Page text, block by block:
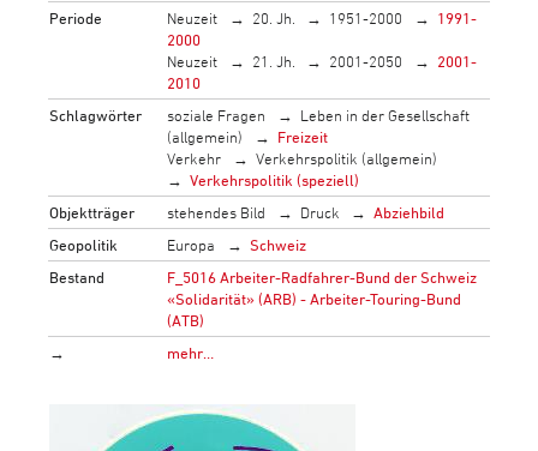
Periode
Neuzeit 20. Jh. 1951-2000
1991-
2000
Neuzeit
21. Jh. 2001-2050
2001-
2010
Schlagwörter
soziale Fragen
Leben in der Gesellschaft
(allgemein)
Freizeit
Verkehr
Verkehrspolitik (allgemein)
Verkehrspolitik (speziell)
Objektträger
stehendes Bild Druck
Abziehbild
Geopolitik
Europa
Schweiz
Bestand
F_5016 Arbeiter-Radfahrer-Bund der Schweiz
«Solidarität» (ARB) - Arbeiter-Touring-Bund
(ATB)
→
mehr…